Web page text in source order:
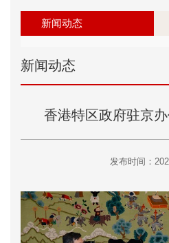
新闻动态
新闻动态
香港特区政府驻京
发布时间：